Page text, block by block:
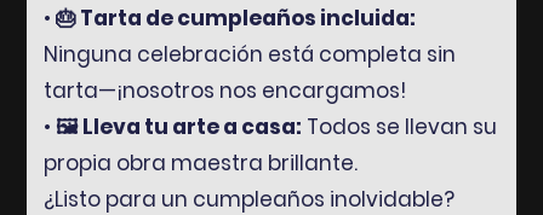
• 🎂 Tarta de cumpleaños incluida:
Ninguna celebración está completa sin
tarta—¡nosotros nos encargamos!
• 🖼️ Lleva tu arte a casa: Todos se llevan su
propia obra maestra brillante.
¿Listo para un cumpleaños inolvidable?